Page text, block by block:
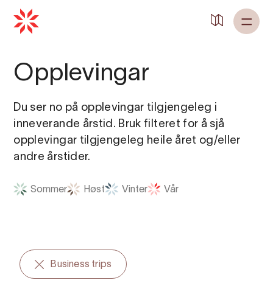
Opplevingar
Du ser no på opplevingar tilgjengeleg i
inneverande årstid. Bruk filteret for å sjå
opplevingar tilgjengeleg heile året og/eller
andre årstider.
Sommer Høst Vinter Vår
Business trips